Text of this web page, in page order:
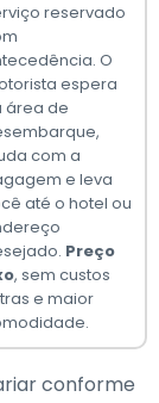
reservado
O
espera
área de
com a
e leva
até o hotel ou
Preço
, sem custos
e maior
conforme